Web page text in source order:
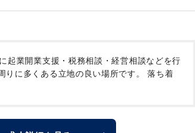
起業開業支援・税務相談・経営相談などを行
に多くある立地の良い場所です。
落ち着